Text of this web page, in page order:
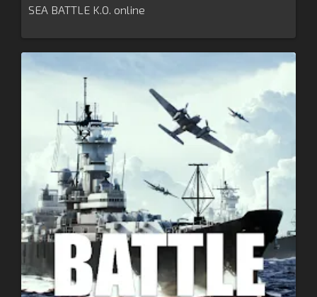
SEA BATTLE K.O. online